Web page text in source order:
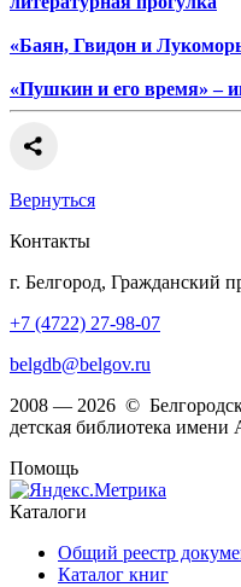
«Баян, Гвидон и
«Пушкин и его время»– и
Вернуться
Контакты
г. Белгород, Гражданский
+7 (4722) 27-98-07
belgdb@belgov.ru
2008 — 2026 ©
детская библиотека
Помощь
Каталоги
Общий реестр
Каталог книг